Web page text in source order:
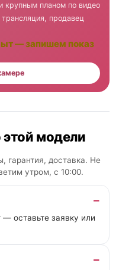
крупным планом по видео
продавец
— запишем показ
модели
гарантия, доставка. Не
утром, с 10:00.
оставьте заявку или